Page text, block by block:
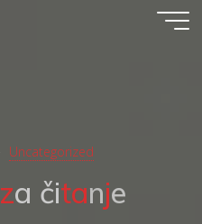
Uncategorized
za čitanjee